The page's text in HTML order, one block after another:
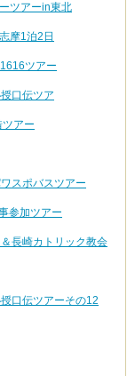
ツアーin東北
摩1泊2日
ツアー
口伝ツア
アー
スポバスツアー
参加ツアー
長崎カトリック教会
口伝ツアーその12